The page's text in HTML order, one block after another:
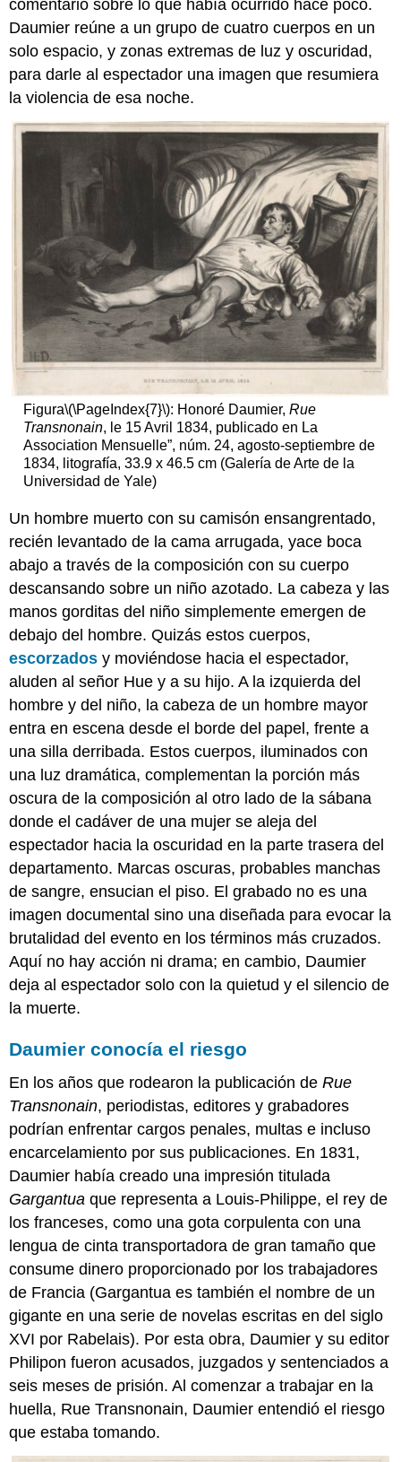
Imágenes
Smarthistory
para
la
enseñanza
el
Édouard
Manet,
Esquina
un
Café-
Concierto
Édouard
Manet,
Un
bar
en
Folies-
Bergère
Imágenes
Smarthistory
para
enseñanza
y
el
aprendizaje:
Mejor
Saber:
Manet's
Gonzàles,
una
loge
el
Théâtre
des
Italiens
Una
de
flores
Un
Loge
el
Théâtre
des
La
boga
para
loge
Recursos
adicionales:
comentario sobre lo que había ocurrido hace poco.
Daumier reúne a un grupo de cuatro cuerpos en un
solo espacio, y zonas extremas de luz y oscuridad,
para darle al espectador una imagen que resumiera
la violencia de esa noche.
Figura\(\PageIndex{7}\): Honoré Daumier, Rue
Transnonain, le 15 Avril 1834, publicado en La
Association Mensuelle”, núm. 24, agosto-septiembre de
1834, litografía, 33.9 x 46.5 cm (Galería de Arte de la
Universidad de Yale)
Un hombre muerto con su camisón ensangrentado,
recién levantado de la cama arrugada, yace boca
abajo a través de la composición con su cuerpo
descansando sobre un niño azotado. La cabeza y las
manos gorditas del niño simplemente emergen de
debajo del hombre. Quizás estos cuerpos,
escorzados y moviéndose hacia el espectador,
aluden al señor Hue y a su hijo. A la izquierda del
hombre y del niño, la cabeza de un hombre mayor
entra en escena desde el borde del papel, frente a
una silla derribada. Estos cuerpos, iluminados con
una luz dramática, complementan la porción más
oscura de la composición al otro lado de la sábana
donde el cadáver de una mujer se aleja del
espectador hacia la oscuridad en la parte trasera del
departamento. Marcas oscuras, probables manchas
de sangre, ensucian el piso. El grabado no es una
imagen documental sino una diseñada para evocar la
brutalidad del evento en los términos más cruzados.
Aquí no hay acción ni drama; en cambio, Daumier
deja al espectador solo con la quietud y el silencio de
la muerte.
Daumier conocía el riesgo
En los años que rodearon la publicación deRue
Transnonain, periodistas, editores y grabadores
podrían enfrentar cargos penales, multas e incluso
encarcelamiento por sus publicaciones. En 1831,
Daumier había creado una impresión titulada
Gargantua que representa a Louis-Philippe, el rey de
los franceses, como una gota corpulenta con una
lengua de cinta transportadora de gran tamaño que
consume dinero proporcionado por los trabajadores
de Francia (Gargantua es también el nombre de un
gigante en una serie de novelas escritas en del siglo
XVI por Rabelais). Por esta obra, Daumier y su editor
Philipon fueron acusados, juzgados y sentenciados a
seis meses de prisión. Al comenzar a trabajar en la
huella, Rue Transnonain, Daumier entendió el riesgo
que estaba tomando.